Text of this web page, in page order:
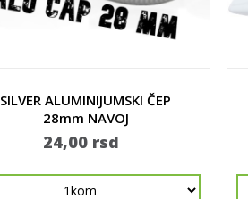
SILVER ALUMINIJUMSKI ČEP
28mm NAVOJ
24,00 rsd